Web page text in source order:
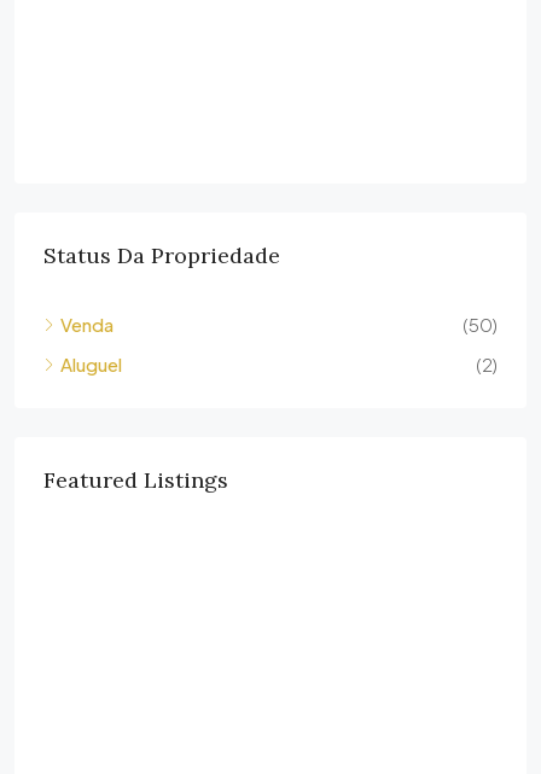
Status Da Propriedade
Venda
(50)
Aluguel
(2)
Featured Listings